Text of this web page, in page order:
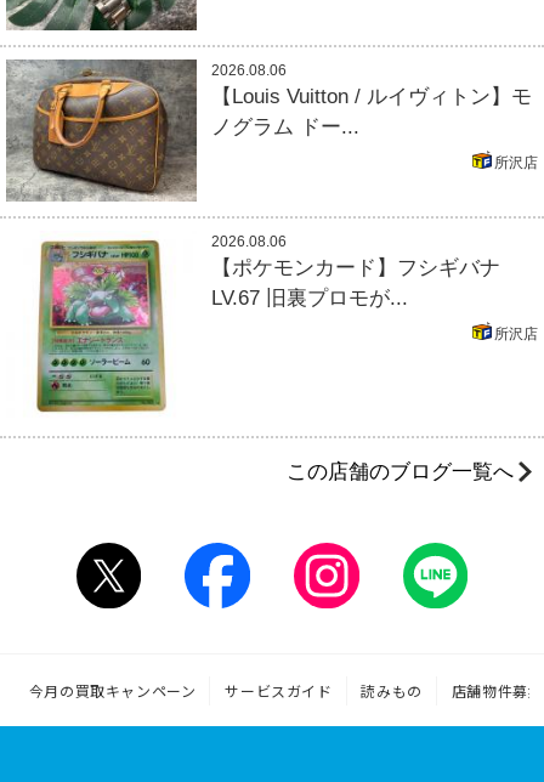
2026.08.06
【Louis Vuitton / ルイヴィトン】モ
ノグラム ドー...
所沢店
2026.08.06
【ポケモンカード】フシギバナ
LV.67 旧裏プロモが...
所沢店
この店舗のブログ一覧へ
今月の買取キャンペーン サービスガイド 読みもの 店舗物件募集